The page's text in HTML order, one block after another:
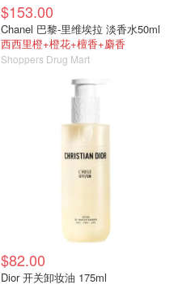
$153.00
Chanel 巴黎-里维埃拉 淡香水50ml
西西里橙+橙花+檀香+麝香
Shoppers Drug Mart
$82.00
Dior 开关卸妆油 175ml